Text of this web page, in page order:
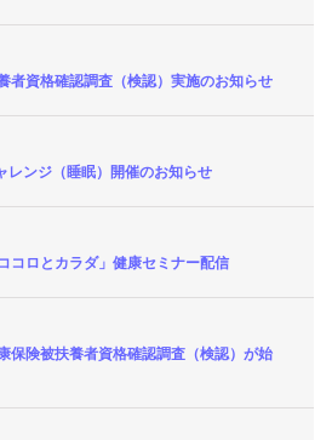
資格確認調査（検認）実施のお知らせ
レンジ（睡眠）開催のお知らせ
コロとカラダ」健康セミナー配信
保険被扶養者資格確認調査（検認）が始